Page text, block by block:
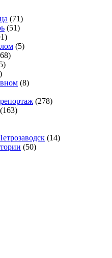
(71)
(51)
(5)
(8)
(278)
(163)
(14)
(50)